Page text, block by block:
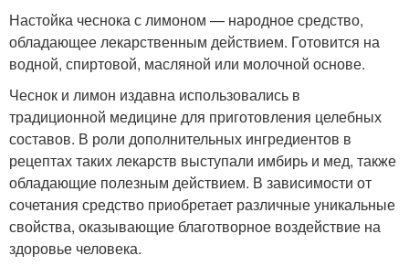
Настойка чеснока с лимоном — народное средство,
обладающее лекарственным действием. Готовится на
водной, спиртовой, масляной или молочной основе.
Чеснок и лимон издавна использовались в
традиционной медицине для приготовления целебных
составов. В роли дополнительных ингредиентов в
рецептах таких лекарств выступали имбирь и мед, также
обладающие полезным действием. В зависимости от
сочетания средство приобретает различные уникальные
свойства, оказывающие благотворное воздействие на
здоровье человека.